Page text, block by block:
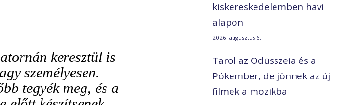
keresztül is
személyesen.
tegyék meg, és a
kiskereskedelemben havi
alapon
2026. augusztus 6.
Tarol az Odüsszeia és a
Pókember, de jönnek az új
filmek a mozikba